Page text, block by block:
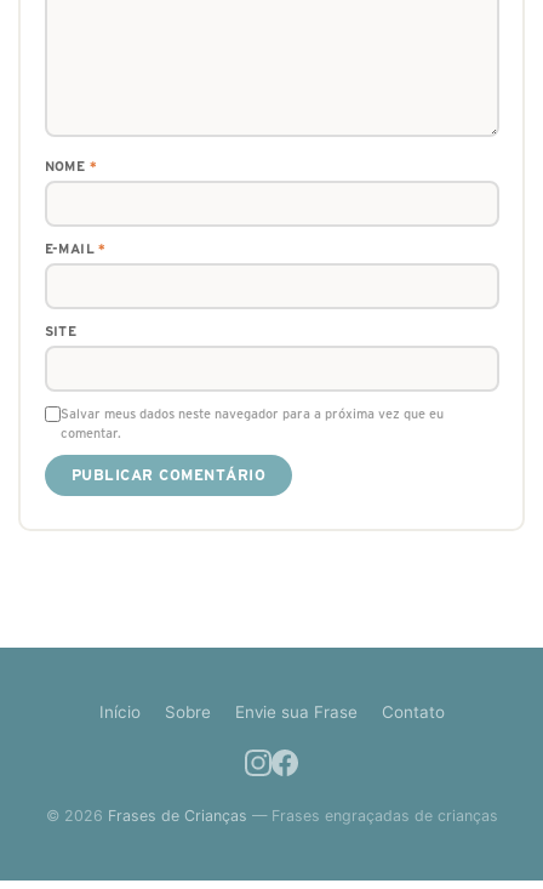
NOME *
E-MAIL*
SITE
Salvar meus dados neste navegador para a próxima vez que eu
comentar.
Início Sobre Envie sua Frase Contato
© 2026 Frases de Crianças — Frases engraçadas de crianças